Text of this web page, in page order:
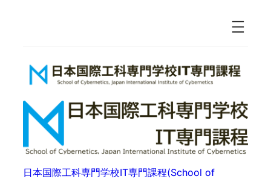
日本国際工科専門学校IT専門課程(School of